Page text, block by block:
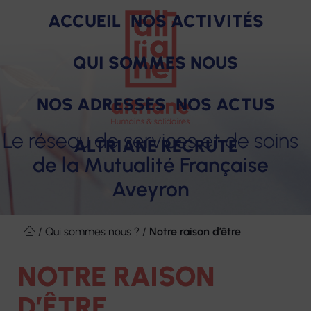
Aller
Le réseau de services et de soins
de la Mutualité Française
Aveyron
ACCUEIL NOS ACTIVITÉS
PRODUITS
SERVICES
ACCOMPAGNEMENT
QUI SOMMES NOUS
Notre raison d'être
Nos missions
Nos valeurs
Notre gouvernance
NOS ADRESSES NOS ACTUS
ALTRIANE RECRUTE
Des engagements pour nos salariés
Nos avantages
Nos offres d'emploi
/ Qui sommes nous ? / Notre raison d’être
NOTRE RAISON